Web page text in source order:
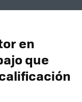
en
que